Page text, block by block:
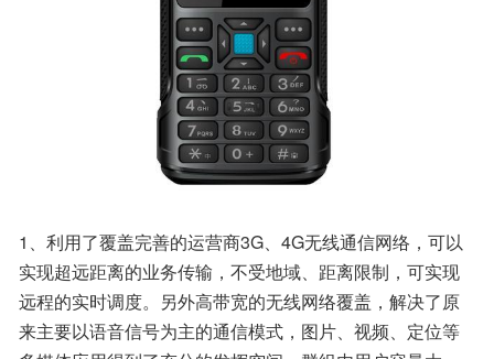
1、利用了覆盖完善的运营商3G、4G无线通信网络，可以
实现超远距离的业务传输，不受地域、距离限制，可实现
远程的实时调度。另外高带宽的无线网络覆盖，解决了原
来主要以语音信号为主的通信模式，图片、视频、定位等